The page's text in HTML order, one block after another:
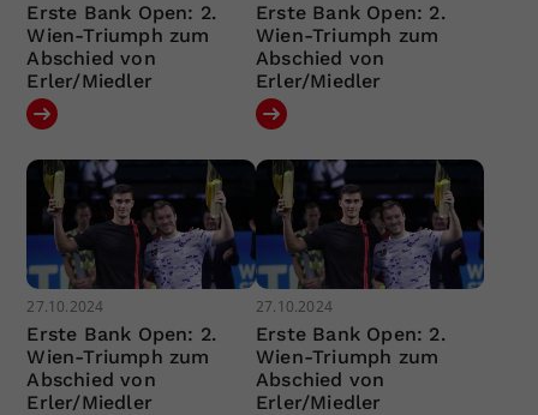
Erste Bank Open: 2.
Wien-Triumph zum
Abschied von
Erler/Miedler
Erste Bank Open: 2.
Wien-Triumph zum
Abschied von
Erler/Miedler
27.10.2024
Erste Bank Open: 2.
Wien-Triumph zum
Abschied von
Erler/Miedler
27.10.2024
Erste Bank Open: 2.
Wien-Triumph zum
Abschied von
Erler/Miedler